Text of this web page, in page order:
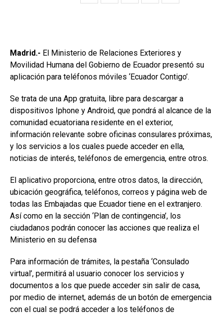
Madrid.- El Ministerio de Relaciones Exteriores y
Movilidad Humana del Gobierno de Ecuador presentó su
aplicación para teléfonos móviles ‘Ecuador Contigo’.
Se trata de una App gratuita, libre para descargar a
dispositivos Iphone y Android, que pondrá al alcance de la
comunidad ecuatoriana residente en el exterior,
información relevante sobre oficinas consulares próximas,
y los servicios a los cuales puede acceder en ella,
noticias de interés, teléfonos de emergencia, entre otros.
El aplicativo proporciona, entre otros datos, la dirección,
ubicación geográfica, teléfonos, correos y página web de
todas las Embajadas que Ecuador tiene en el extranjero.
Así como en la sección ‘Plan de contingencia’, los
ciudadanos podrán conocer las acciones que realiza el
Ministerio en su defensa
Para información de trámites, la pestaña ‘Consulado
virtual’, permitirá al usuario conocer los servicios y
documentos a los que puede acceder sin salir de casa,
por medio de internet, además de un botón de emergencia
con el cual se podrá acceder a los teléfonos de